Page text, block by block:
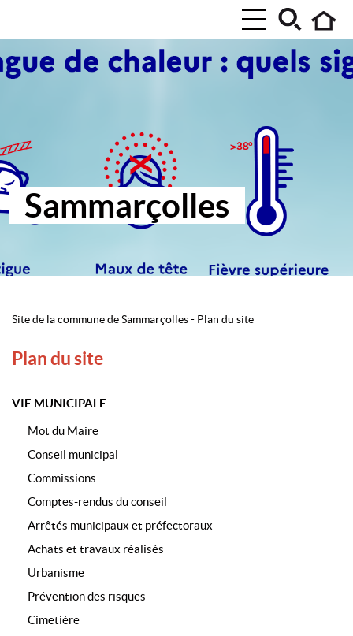
Sammarçolles
Site de la commune de Sammarçolles- Plan du site
Plan du site
VIE MUNICIPALE
Mot du Maire
Conseil municipal
Commissions
Comptes-rendus du conseil
Arrêtés municipaux et préfectoraux
Achats et travaux réalisés
Urbanisme
Prévention des risques
Cimetière